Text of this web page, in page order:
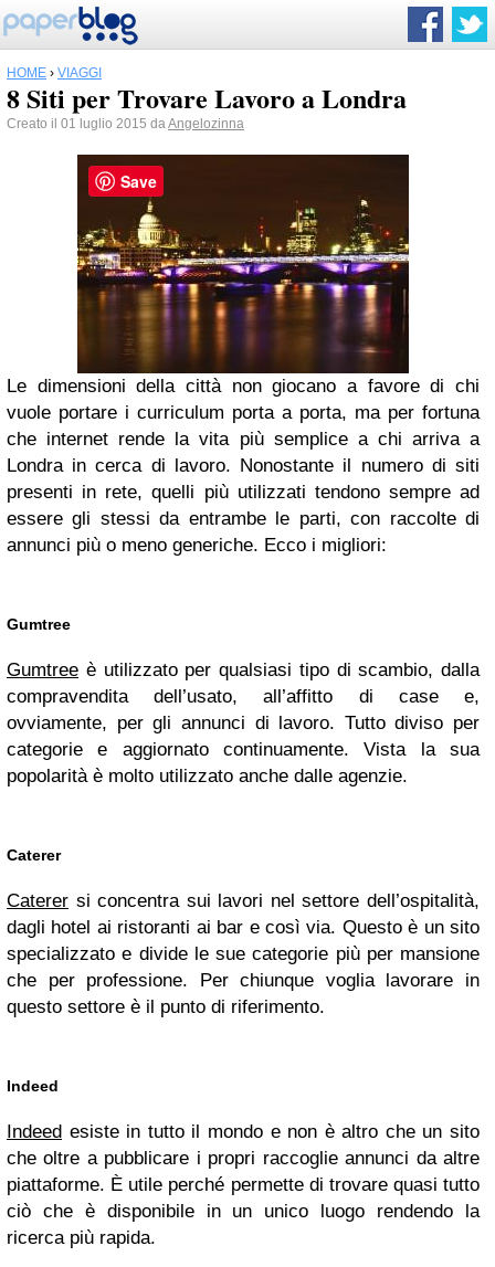
HOME › VIAGGI
8 Siti per Trovare Lavoro a Londra
Creato il 01 luglio 2015 daAngelozinna
Le dimensioni della città non giocano a favore di chi
vuole portare i curriculum porta a porta, ma per fortuna
che internet rende la vita più semplice a chi arriva a
Londra in cerca di lavoro. Nonostante il numero di siti
presenti in rete, quelli più utilizzati tendono sempre ad
essere gli stessi da entrambe le parti, con raccolte di
annunci più o meno generiche. Ecco i migliori:
Gumtree
Gumtree è utilizzato per qualsiasi tipo di scambio, dalla
compravendita dell’usato, all’affitto di case e,
ovviamente, per gli annunci di lavoro. Tutto diviso per
categorie e aggiornato continuamente. Vista la sua
popolarità è molto utilizzato anche dalle agenzie.
Caterer
Caterer si concentra sui lavori nel settore dell’ospitalità,
dagli hotel ai ristoranti ai bar e così via. Questo è un sito
specializzato e divide le sue categorie più per mansione
che per professione. Per chiunque voglia lavorare in
questo settore è il punto di riferimento.
Indeed
Indeed esiste in tutto il mondo e non è altro che un sito
che oltre a pubblicare i propri raccoglie annunci da altre
piattaforme. È utile perché permette di trovare quasi tutto
ciò che è disponibile in un unico luogo rendendo la
ricerca più rapida.
Save